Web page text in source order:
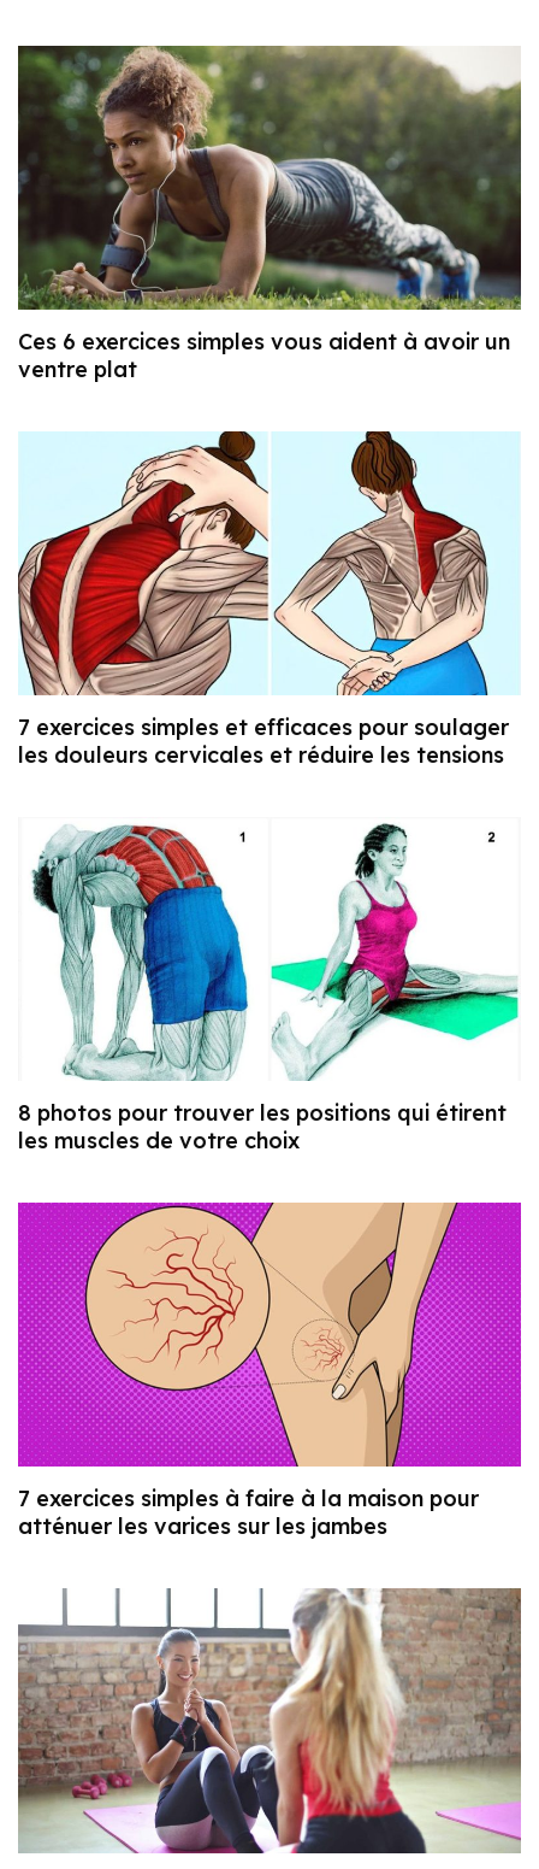
Ces 6 exercices simples vous aident à avoir un
ventre plat
7 exercices simples et efficaces pour soulager
les douleurs cervicales et réduire les tensions
8 photos pour trouver les positions qui étirent
les muscles de votre choix
7 exercices simples à faire à la maison pour
atténuer les varices sur les jambes